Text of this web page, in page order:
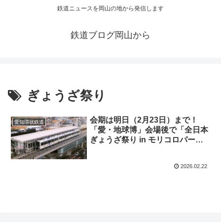
鉄道ニュースを岡山の地から発信します
鉄道ブログ岡山から
ぎょうざ祭り
愛知環状鉄道
会期は明日（2月23日）まで！
「愛・地球博」会場後で「全日本
ぎょうざ祭り in モリコロパー
2026.02.22